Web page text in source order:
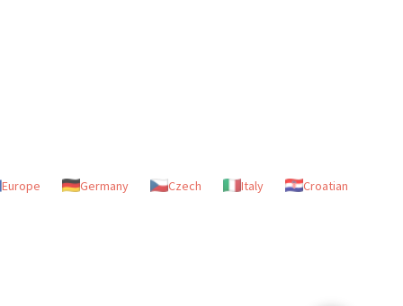
Europe Germany Czech Italy
Croatian